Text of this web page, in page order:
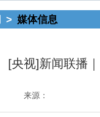
> 媒体信息
[央视]新闻联播
来源：